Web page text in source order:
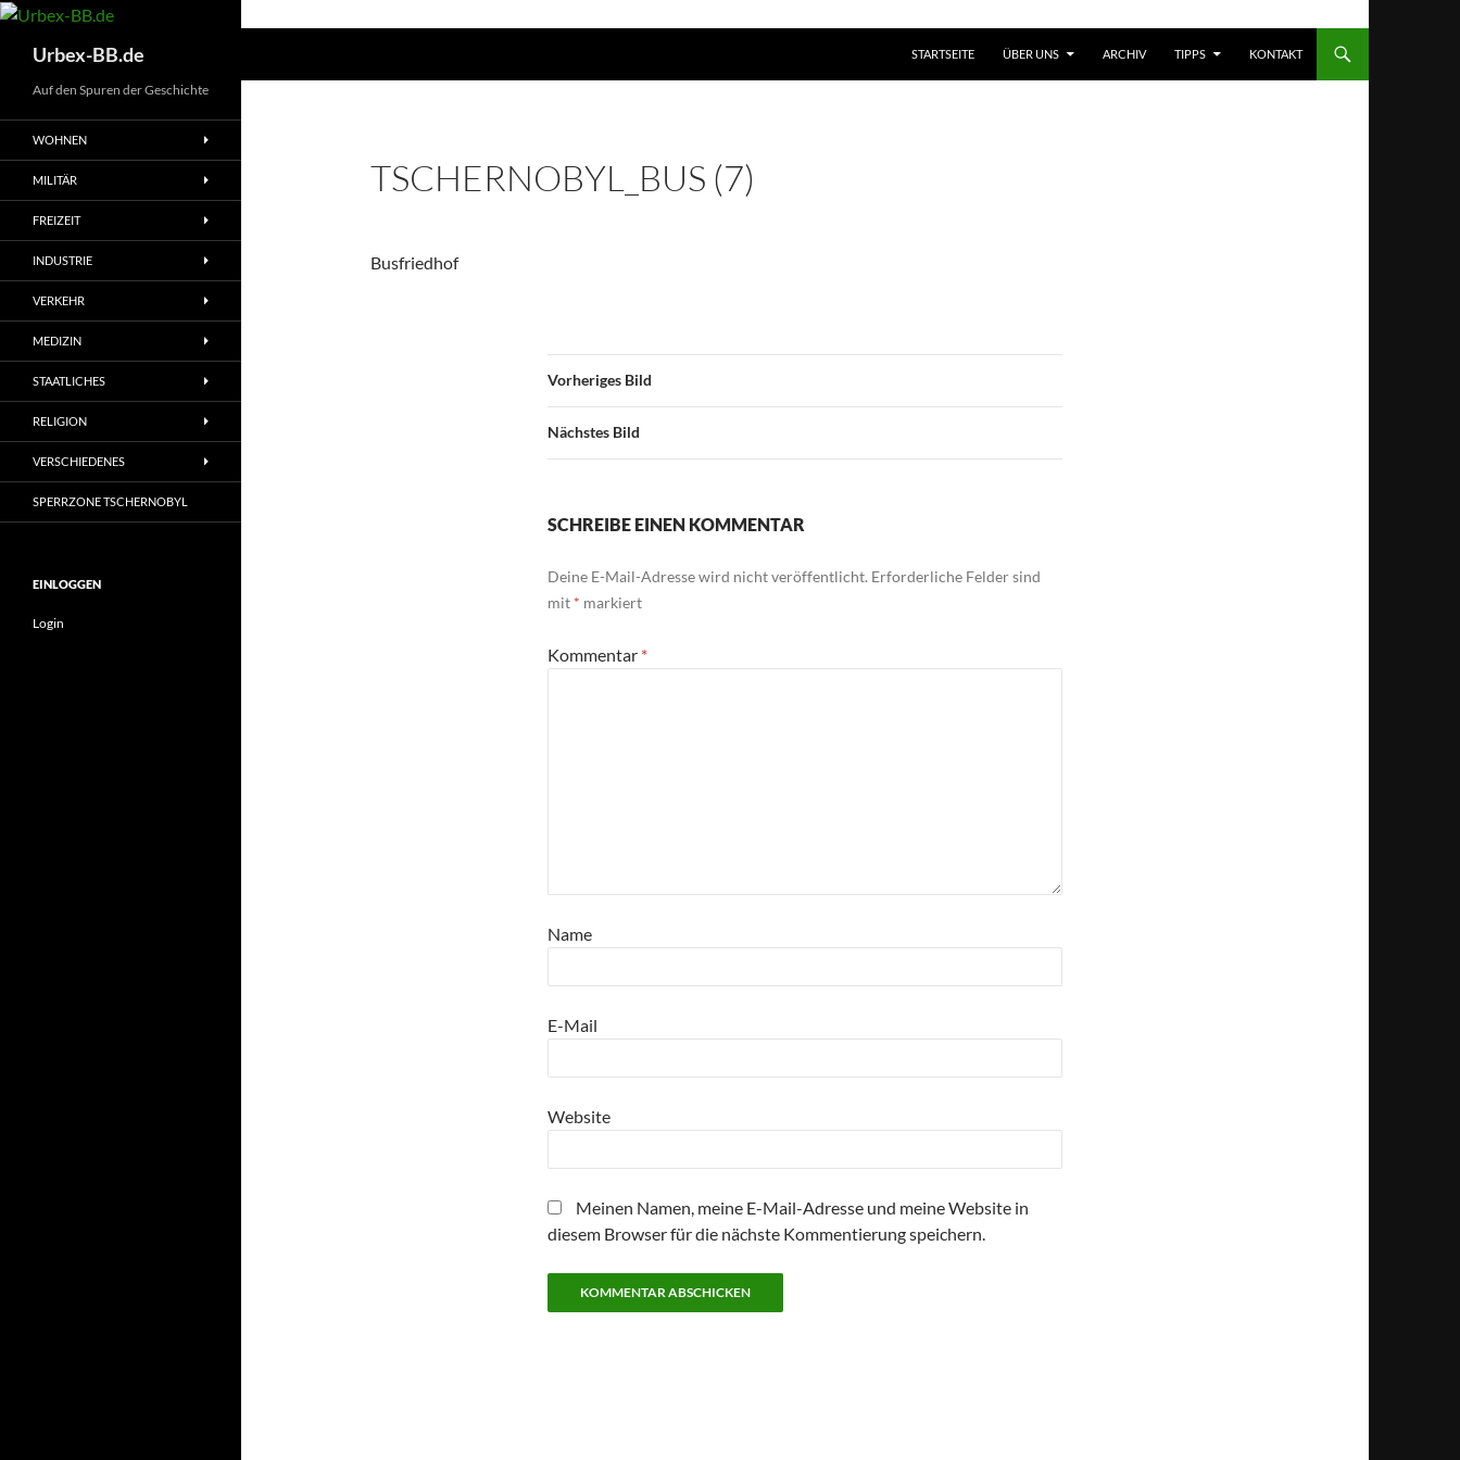
Urbex-BB.de
STARTSEITE
ÜBER UNS ARCHIV TIPPS KONTAKT
TSCHERNOBYL_BUS (7)
Busfriedhof
Vorheriges Bild
Nächstes Bild
SCHREIBE EINEN KOMMENTAR
Deine E-Mail-Adresse wird nicht veröffentlicht. Erforderliche Felder sind
mit * markiert
Kommentar *
Name
E-Mail
Website
Meinen Namen, meine E-Mail-Adresse und meine Website in
diesem Browser für die nächste Kommentierung speichern.
Auf den Spuren der Geschichte
WOHNEN
MILITÄR
FREIZEIT
INDUSTRIE
VERKEHR
MEDIZIN
STAATLICHES
RELIGION
VERSCHIEDENES
SPERRZONE TSCHERNOBYL
EINLOGGEN
Login